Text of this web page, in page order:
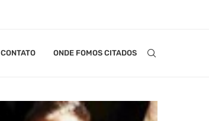
CONTATO ONDE FOMOS CITADOS